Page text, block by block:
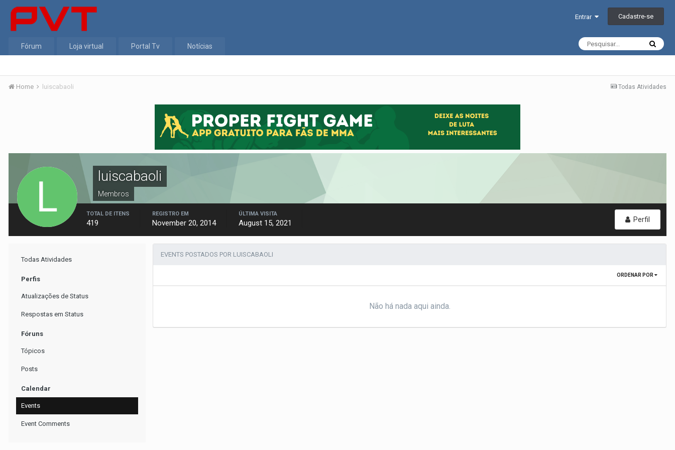
Entrar Cadastre-se
Fórum Loja virtual Portal Tv Notícias
Todas Atividades
Home luiscabaoli
luiscabaoli
Membros
Perfil
TOTAL DE ITENS
419
REGISTRO EM
November 20, 2014
ÚLTIMA VISITA
August 15, 2021
Todas Atividades
Perfis
Atualizações de Status
Respostas em Status
Fóruns
Tópicos
Posts
Calendar
Events
Event Comments
EVENTS POSTADOS POR LUISCABAOLI
ORDENAR POR
Não há nada aqui ainda.